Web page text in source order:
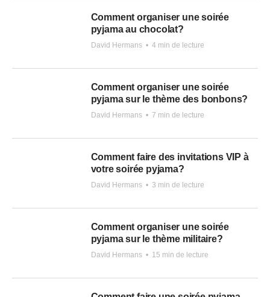
Comment organiser une soirée
pyjama au chocolat?
David Hermans • 4 min de lecture
Comment organiser une soirée
pyjama sur le thème des bonbons?
David Hermans • 7 min de lecture
Comment faire des invitations VIP à
votre soirée pyjama?
David Hermans • 3 min de lecture
Comment organiser une soirée
pyjama sur le thème militaire?
David Hermans • 15 min de lecture